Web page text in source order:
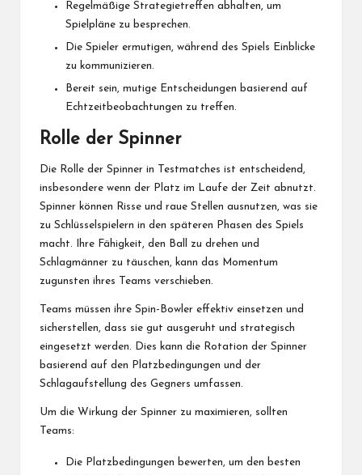
Regelmäßige Strategietreffen abhalten, um
Spielpläne zu besprechen.
Die Spieler ermutigen, während des Spiels Einblicke
zu kommunizieren.
Bereit sein, mutige Entscheidungen basierend auf
Echtzeitbeobachtungen zu treffen.
Rolle der Spinner
Die Rolle der Spinner in Testmatches ist entscheidend,
insbesondere wenn der Platz im Laufe der Zeit abnutzt.
Spinner können Risse und raue Stellen ausnutzen, was sie
zu Schlüsselspielern in den späteren Phasen des Spiels
macht. Ihre Fähigkeit, den Ball zu drehen und
Schlagmänner zu täuschen, kann das Momentum
zugunsten ihres Teams verschieben.
Teams müssen ihre Spin-Bowler effektiv einsetzen und
sicherstellen, dass sie gut ausgeruht und strategisch
eingesetzt werden. Dies kann die Rotation der Spinner
basierend auf den Platzbedingungen und der
Schlagaufstellung des Gegners umfassen.
Um die Wirkung der Spinner zu maximieren, sollten
Teams:
Die Platzbedingungen bewerten, um den besten